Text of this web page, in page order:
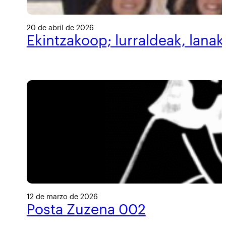
20 de abril de 2026
Ekintzakoop; lurraldeak,
12 de marzo de 2026
Posta Zuzena 002